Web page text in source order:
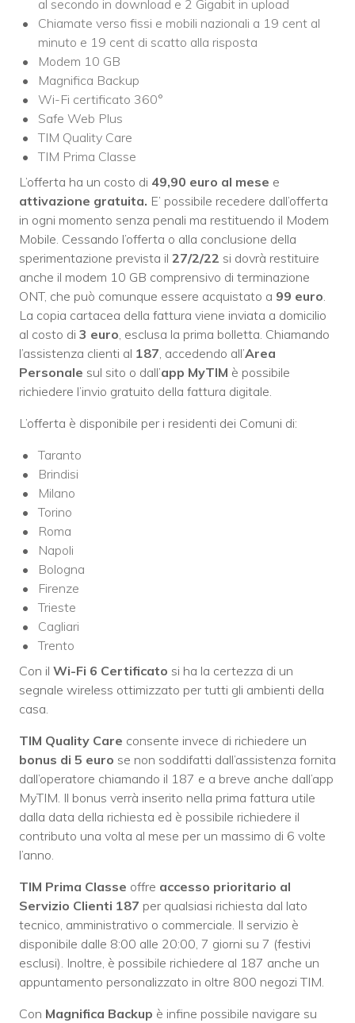
al secondo in download e 2 Gigabit in upload
Chiamate verso fissi e mobili nazionali a 19 cent al
minuto e 19 cent di scatto alla risposta
Modem 10 GB
Magnifica Backup
Wi-Fi certificato 360°
Safe Web Plus
TIM Quality Care
TIM Prima Classe
L’offerta ha un costo di 49,90 euro al mese e
attivazione gratuita. E’ possibile recedere dall’offerta
in ogni momento senza penali ma restituendo il Modem
Mobile. Cessando l’offerta o alla conclusione della
sperimentazione prevista il 27/2/22 si dovrà restituire
anche il modem 10 GB comprensivo di terminazione
ONT, che può comunque essere acquistato a 99 euro
La copia cartacea della fattura viene inviata a domicilio
al costo di 3 euro , esclusa la prima bolletta. Chiamando
l’assistenza clienti al 187 , accedendo all’Area
Personale sul sito o dall’app MyTIM è possibile
richiedere l’invio gratuito della fattura digitale.
L’offerta è disponibile per i residenti dei Comuni di:
Taranto
Brindisi
Milano
Torino
Roma
Napoli
Bologna
Firenze
Trieste
Cagliari
Trento
Con il Wi-Fi 6 Certificato si ha la certezza di un
segnale wireless ottimizzato per tutti gli ambienti della
casa.
TIM Quality Care consente invece di richiedere un
bonus di 5 euro se non soddifatti dall’assistenza fornita
dall’operatore chiamando il 187 e a breve anche dall’app
MyTIM. Il bonus verrà inserito nella prima fattura utile
dalla data della richiesta ed è possibile richiedere il
contributo una volta al mese per un massimo di 6 volte
l’anno.
TIM Prima Classe offre accesso prioritario al
Servizio Clienti 187 per qualsiasi richiesta dal lato
tecnico, amministrativo o commerciale. Il servizio è
disponibile dalle 8:00 alle 20:00, 7 giorni su 7 (festivi
esclusi). Inoltre, è possibile richiedere al 187 anche un
appuntamento personalizzato in oltre 800 negozi TIM.
Con Magnifica Backup è infine possibile navigare su